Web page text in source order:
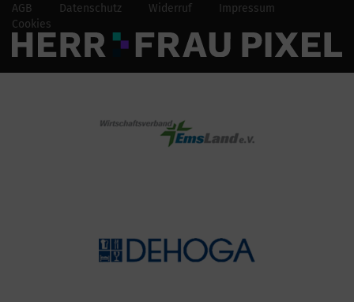
AGB Datenschutz Widerruf
Impressum
Cookies